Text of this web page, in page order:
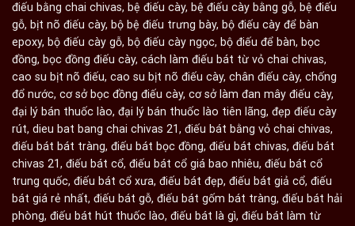
điếu bằng chai chivas, bệ điếu cày, bệ điếu cày bằng gỗ, bệ điếu
gỗ, bịt nõ điếu cày, bộ bệ điếu trưng bày, bộ điếu cày để bàn
epoxy, bộ điếu cày gỗ, bộ điếu cày ngọc, bộ điếu để bàn, bọc
đồng, bọc đồng điếu cày, cách làm điếu bát từ vỏ chai chivas,
cao su bịt nõ điếu, cao su bịt nõ điếu cày, chân điếu cày, chống
đổ nước, cơ sở bọc đồng điếu cày, cơ sở làm đan mây điếu cày,
đại lý bán thuốc lào, đại lý bán thuốc lào tiên lãng, đẹp điếu cày
rút, dieu bat bang chai chivas 21, điếu bát bằng vỏ chai chivas,
điếu bát bát tràng, điếu bát bọc đồng, điếu bát chivas, điếu bát
chivas 21, điếu bát cổ, điếu bát cổ giá bao nhiêu, điếu bát cổ
trung quốc, điếu bát cổ xưa, điếu bát đẹp, điếu bát giả cổ, điếu
bát giá rẻ nhất, điếu bát gỗ, điếu bát gốm bát tràng, điếu bát hải
phòng, điếu bát hút thuốc lào, điếu bát là gì, điếu bát làm từ